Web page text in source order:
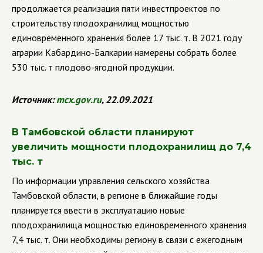
продолжается реализация пяти инвестпроектов по
строительству плодохранилищ мощностью
единовременного хранения более 17 тыс. т. В 2021 году
аграрии Кабардино-Балкарии намерены собрать более
530 тыс. т плодово-ягодной продукции.
Источник:mcx.gov.ru, 22.09.2021
В Тамбовской области планируют
увеличить мощности плодохранилищ до 7,4
тыс. т
По информации управления сельского хозяйства
Тамбовской области, в регионе в ближайшие годы
планируется ввести в эксплуатацию новые
плодохранилища мощностью единовременного хранения
7,4 тыс. т. Они необходимы региону в связи с ежегодным